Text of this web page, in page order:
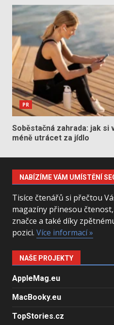
PR
Soběstačná zahrada: jak si
méně utrácet za jídlo
NABÍZÍME VÁM UMÍSTĚNÍ
Tisíce čtenářů si přečtou
magazíny přinesou
značce a také díky
pozici. Více informací »
NAŠE PROJEKTY
AppleMag.eu
MacBooky.eu
TopStories.cz